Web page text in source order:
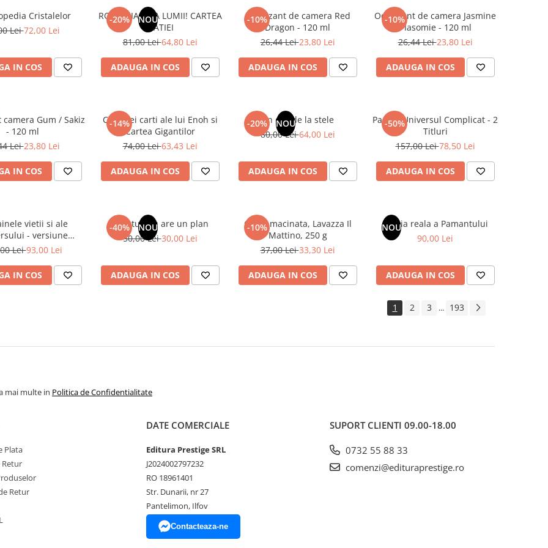
Cristalelor
Lei72,00 Lei
IN COS
-20% NOU
ROMANIA, AXA LUMII! CARTEA
NATIEI
81,00 Lei64,80 Lei
ADAUGA IN COS
-10%
Odorizant de camera Red
Dragon - 120 ml
26,44 Lei23,80 Lei
ADAUGA IN COS
-10%
Odorizant de camera Jasmine
/ Iasomie - 120 ml
26,44 Lei23,80 Lei
ADAUGA IN COS
Gum / Sakiz
- 120 ml
Lei23,80 Lei
IN COS
-14%
Cele trei carti ale lui Enoh si
Cartea Gigantilor
74,00 Lei63,43 Lei
ADAUGA IN COS
-20% NOU
Un dar de la stele
80,00 Lei64,00 Lei
ADAUGA IN COS
-50%
Pachet Universul Complicat - 2
Titluri
157,00 Lei78,50 Lei
ADAUGA IN COS
vietii si ale
- versiune
1939. Volumele I-
Lei93,00 Lei
IN COS
-40% NOU
Sufletul tau are un plan
50,00 Lei30,00 Lei
ADAUGA IN COS
-10%
Cafea macinata, Lavazza Il
Mattino, 250 g
37,00 Lei33,30 Lei
ADAUGA IN COS
NOU
Istoria reala a Pamantului
90,00 Lei
ADAUGA IN COS
1 2 3 ... 193
mai multe in Politica de Confidentialitate
Plata
Retur
Retur
DATE COMERCIALE
Editura Prestige SRL
J2024002797232
RO 18961401
Str. Dunarii, nr 27
Pantelimon, Ilfov
Contacteaza-ne
SUPORT CLIENTI 09.00-18.00
0732 55 88 33
comenzi@edituraprestige.ro